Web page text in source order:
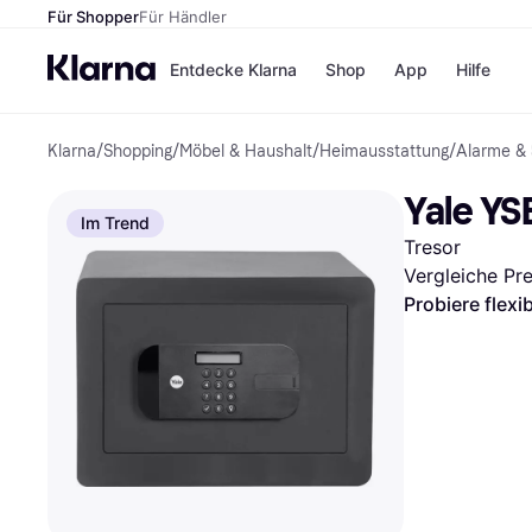
Für ShopperFür Händler
Entdecke Klarna
Zahlungsmethoden
Sofort bezahlen
Bezahle in 3
Teilzahlungen
Bezahle in bis zu 30
Tagen
Shop
Shops
H&M
Temu
App Hilfe
Klarna/Shopping/Möbel & Haushalt/Heimausstattung/Alarme &
Im Trend Yale
Tresor
Vergleiche
Probiere